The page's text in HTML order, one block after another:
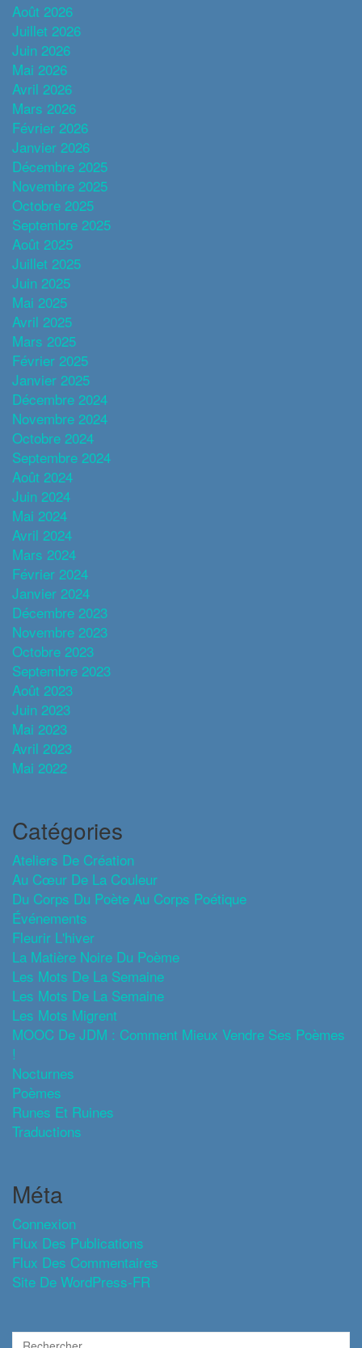
Août 2026
Juillet 2026
Juin 2026
Mai 2026
Avril 2026
Mars 2026
Février 2026
Janvier 2026
Décembre 2025
Novembre 2025
Octobre 2025
Septembre 2025
Août 2025
Juillet 2025
Juin 2025
Mai 2025
Avril 2025
Mars 2025
Février 2025
Janvier 2025
Décembre 2024
Novembre 2024
Octobre 2024
Septembre 2024
Août 2024
Juin 2024
Mai 2024
Avril 2024
Mars 2024
Février 2024
Janvier 2024
Décembre 2023
Novembre 2023
Octobre 2023
Septembre 2023
Août 2023
Juin 2023
Mai 2023
Avril 2023
Mai 2022
Catégories
Ateliers De Création
Au Cœur De La Couleur
Du Corps Du Poète Au Corps Poétique
Événements
Fleurir L'hiver
La Matière Noire Du Poème
Les Mots De La Semaine
Les Mots De La Semaine
Les Mots Migrent
MOOC De JDM : Comment Mieux Vendre Ses Poèmes
!
Nocturnes
Poèmes
Runes Et Ruines
Traductions
Méta
Connexion
Flux Des Publications
Flux Des Commentaires
Site De WordPress-FR